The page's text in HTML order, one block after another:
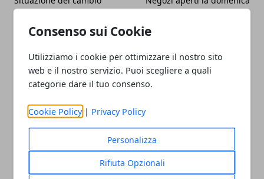
Consenso sui Cookie
Utilizziamo i cookie per ottimizzare il nostro sito
web e il nostro servizio. Puoi scegliere a quali
categorie dare il tuo consenso.
Cookie Policy | Privacy Policy
Personalizza
Rifiuta Opzionali
estero
nelle zone turistiche